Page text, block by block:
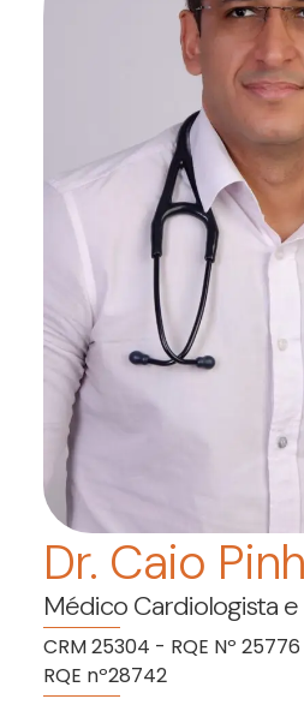
Dr. Caio
Médico Cardiologista
CRM 25304 - RQE Nº
RQE nº28742